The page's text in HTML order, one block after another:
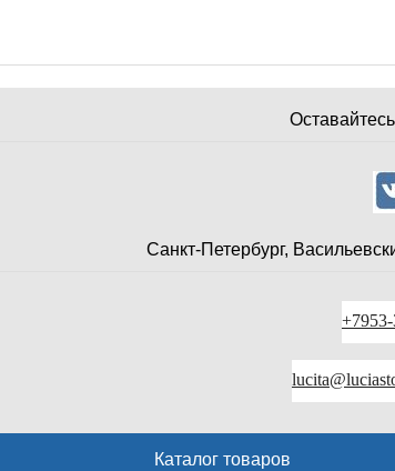
Санкт-Петербург,
Каталог товаров